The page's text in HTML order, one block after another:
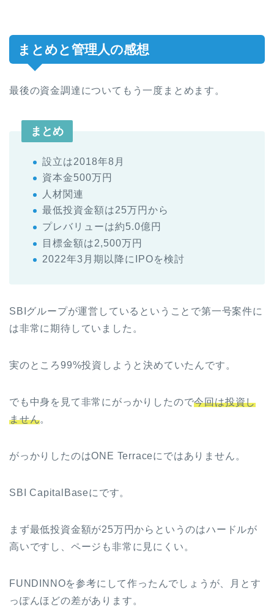
まとめと管理人の感想
最後の資金調達についてもう一度まとめます。
まとめ
設立は2018年8月
資本金500万円
人材関連
最低投資金額は25万円から
プレバリューは約5.0億円
目標金額は2,500万円
2022年3月期以降にIPOを検討
SBIグループが運営しているということで第一号案件に
は非常に期待していました。
実のところ99%投資しようと決めていたんです。
でも中身を見て非常にがっかりしたので今回は投資し
ません。
がっかりしたのはONE Terraceにではありません。
SBI CapitalBaseにです。
まず最低投資金額が25万円からというのはハードルが
高いですし、ページも非常に見にくい。
FUNDINNOを参考にして作ったんでしょうが、月とす
っぽんほどの差があります。